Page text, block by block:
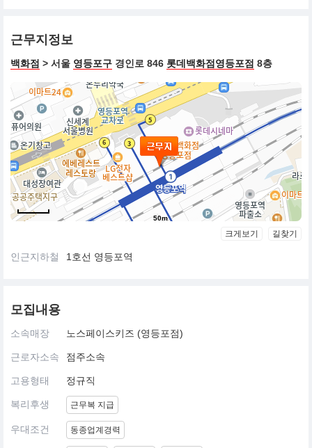
근무지정보
백화점 > 서울 영등포구 경인로 846 롯데백화점영등포점 8층
50m
크게보기 길찾기
인근지하철 1호선 영등포역
모집내용
소속매장 노스페이스키즈 (영등포점)
근로자소속 점주소속
고용형태 정규직
복리후생 근무복 지급
우대조건 동종업계경력